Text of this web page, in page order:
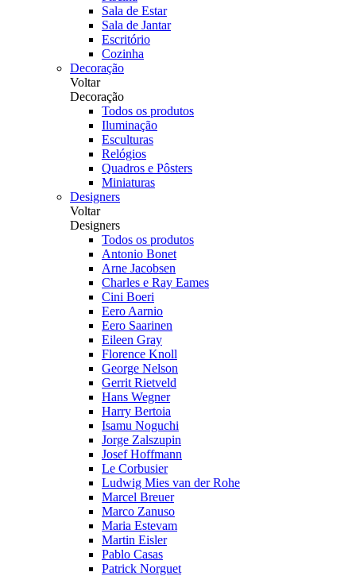
Sala de Estar
Sala de Jantar
Escritório
Cozinha
Decoração
Voltar
Decoração
Todos os produtos
Iluminação
Esculturas
Relógios
Quadros e Pôsters
Miniaturas
Designers
Voltar
Designers
Todos os produtos
Antonio Bonet
Arne Jacobsen
Charles e Ray Eames
Cini Boeri
Eero Aarnio
Eero Saarinen
Eileen Gray
Florence Knoll
George Nelson
Gerrit Rietveld
Hans Wegner
Harry Bertoia
Isamu Noguchi
Jorge Zalszupin
Josef Hoffmann
Le Corbusier
Ludwig Mies van der Rohe
Marcel Breuer
Marco Zanuso
Maria Estevam
Martin Eisler
Pablo Casas
Patrick Norguet